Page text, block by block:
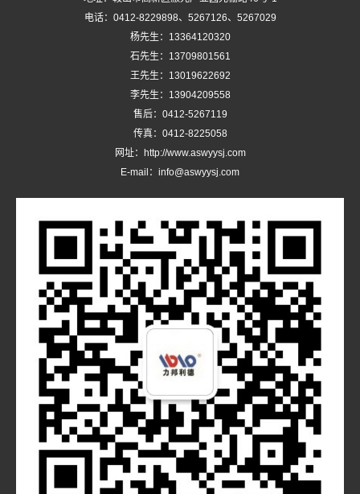
电话：0412-8229898、5267126、5267029
杨先生：13364120320
石先生：13709801561
王先生：13019622692
李先生：13904209558
售后：0412-5267119
传真：0412-8225058
网址：http://www.aswyysj.com
E-mail：info@aswyysj.com